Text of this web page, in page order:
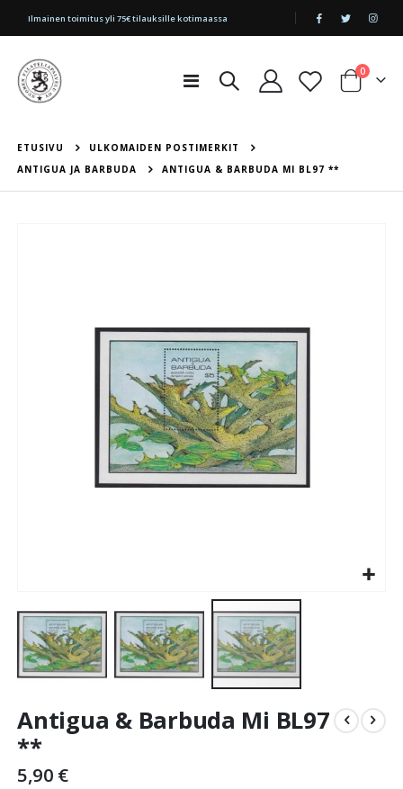
|
Ilmainen toimitus yli 75€ tilauksille kotimaassa
Toggle
Cart
0tuotetta
ETUSIVU
ULKOMAIDEN POSTIMERKIT
ANTIGUA JA BARBUDA
ANTIGUA & BARBUDA MI BL97 **
to
the
beginning
of
Antigua & Barbuda Mi BL97
**
5,90 €